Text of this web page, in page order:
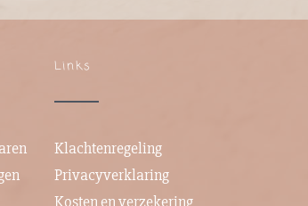
Links
Klachtenregeling
Privacyverklaring
Kosten en verzekering